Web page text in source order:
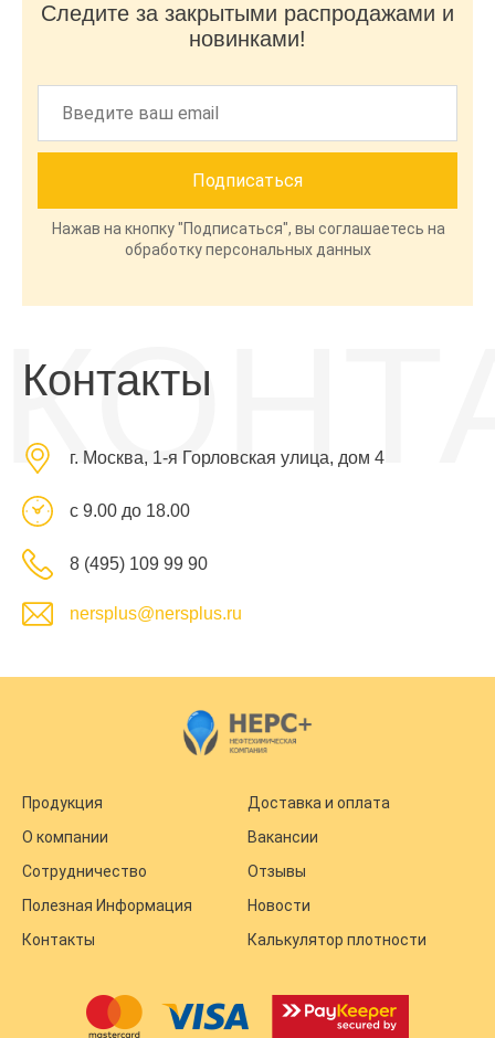
Следите за закрытыми распродажами и
новинками!
Нажав на кнопку "Подписаться", вы соглашаетесь на
обработку персональных данных
Контакты
г. Москва, 1-я Горловская улица, дом 4
с 9.00 до 18.00
8 (495) 109 99 90
nersplus@nersplus.ru
Продукция
Доставка и оплата
О компании
Вакансии
Сотрудничество
Отзывы
Полезная Информация
Новости
Контакты
Калькулятор плотности